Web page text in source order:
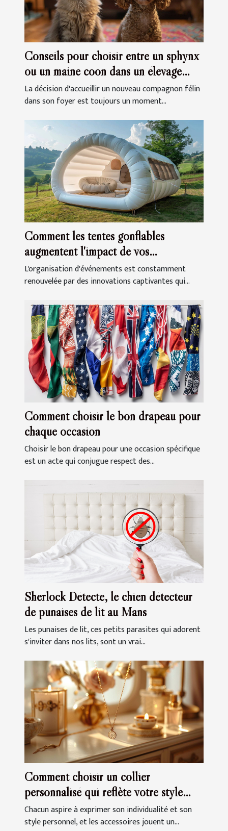
Conseils pour choisir entre un sphynx
ou un maine coon dans un élevage
familial
La décision d'accueillir un nouveau compagnon félin
dans son foyer est toujours un moment...
Comment les tentes gonflables
augmentent l'impact de vos
événements
L'organisation d'événements est constamment
renouvelée par des innovations captivantes qui...
Comment choisir le bon drapeau pour
chaque occasion
Choisir le bon drapeau pour une occasion spécifique
est un acte qui conjugue respect des...
Sherlock Détecte, le chien détecteur
de punaises de lit au Mans
Les punaises de lit, ces petits parasites qui adorent
s'inviter dans nos lits, sont un vrai...
Comment choisir un collier
personnalisé qui reflète votre style
unique
Chacun aspire à exprimer son individualité et son
style personnel, et les accessoires jouent un...